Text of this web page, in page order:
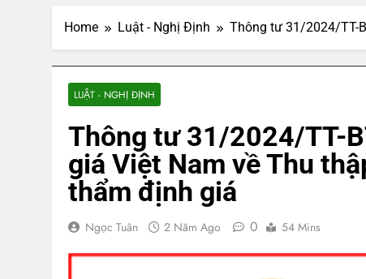
Home Luật - Nghị Định Thông tư 31/2024/TT-
LUẬT - NGHỊ ĐỊNH
Thông tư 31/2024/TT-
giá Việt Nam về Thu
thẩm định giá
Ngọc Tuân 2 Năm Ago 0 54 Mins